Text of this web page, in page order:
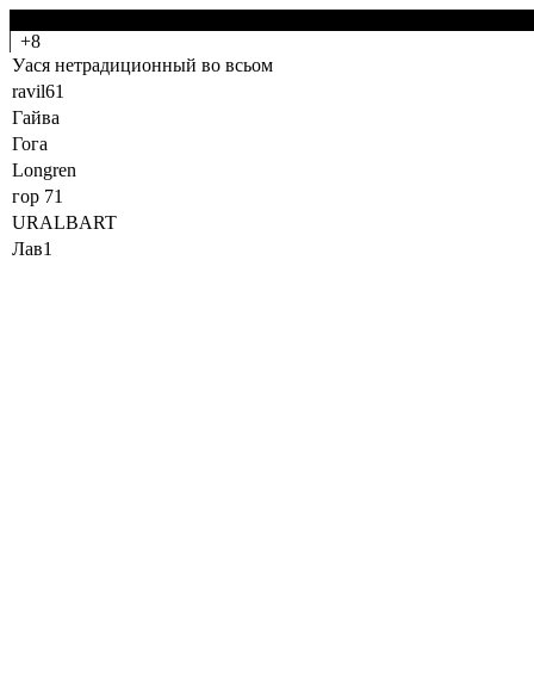
+8
Уася нетрадиционный во всьом
ravil61
Гайва
Гога
Longren
гор 71
URALBART
Лав1